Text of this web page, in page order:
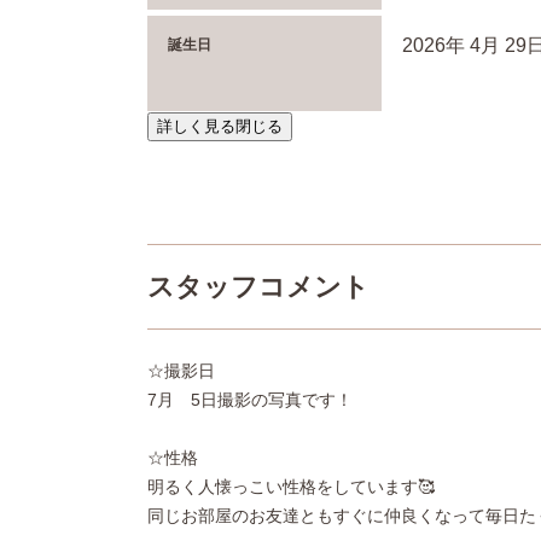
誕生日 2026年 4月 29日
詳しく見る閉じる
スタッフコメント
☆撮影日
7月 5日撮影の写真です！
☆性格
明るく人懐っこい性格をしています🥰
同じお部屋のお友達ともすぐに仲良くなって毎日